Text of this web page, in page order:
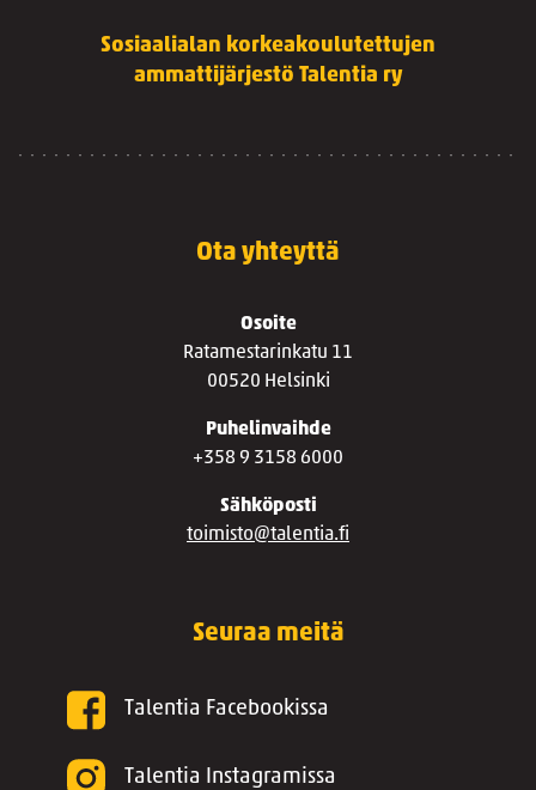
Sosiaalialan korkeakoulutettujen
ammattijärjestö Talentia ry
Ota yhteyttä
Osoite
Ratamestarinkatu 11
00520 Helsinki
Puhelinvaihde
+358 9 3158 6000
Sähköposti
toimisto@talentia.fi
Seuraa meitä
Talentia Facebookissa
Talentia Instagramissa